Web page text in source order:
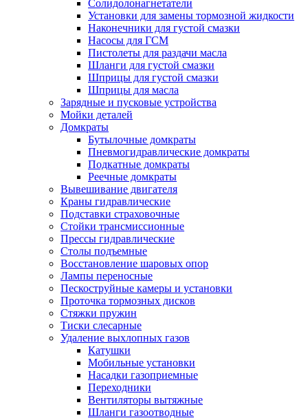
Солидолонагнетатели
Установки для замены тормозной жидкости
Наконечники для густой смазки
Насосы для ГСМ
Пистолеты для раздачи масла
Шланги для густой смазки
Шприцы для густой смазки
Шприцы для масла
Зарядные и пусковые устройства
Мойки деталей
Домкраты
Бутылочные домкраты
Пневмогидравлические домкраты
Подкатные домкраты
Реечные домкраты
Вывешивание двигателя
Краны гидравлические
Подставки страховочные
Стойки трансмиссионные
Прессы гидравлические
Столы подъемные
Восстановление шаровых опор
Лампы переносные
Пескоструйные камеры и установки
Проточка тормозных дисков
Стяжки пружин
Тиски слесарные
Удаление выхлопных газов
Катушки
Мобильные установки
Насадки газоприемные
Переходники
Вентиляторы вытяжные
Шланги газоотводные